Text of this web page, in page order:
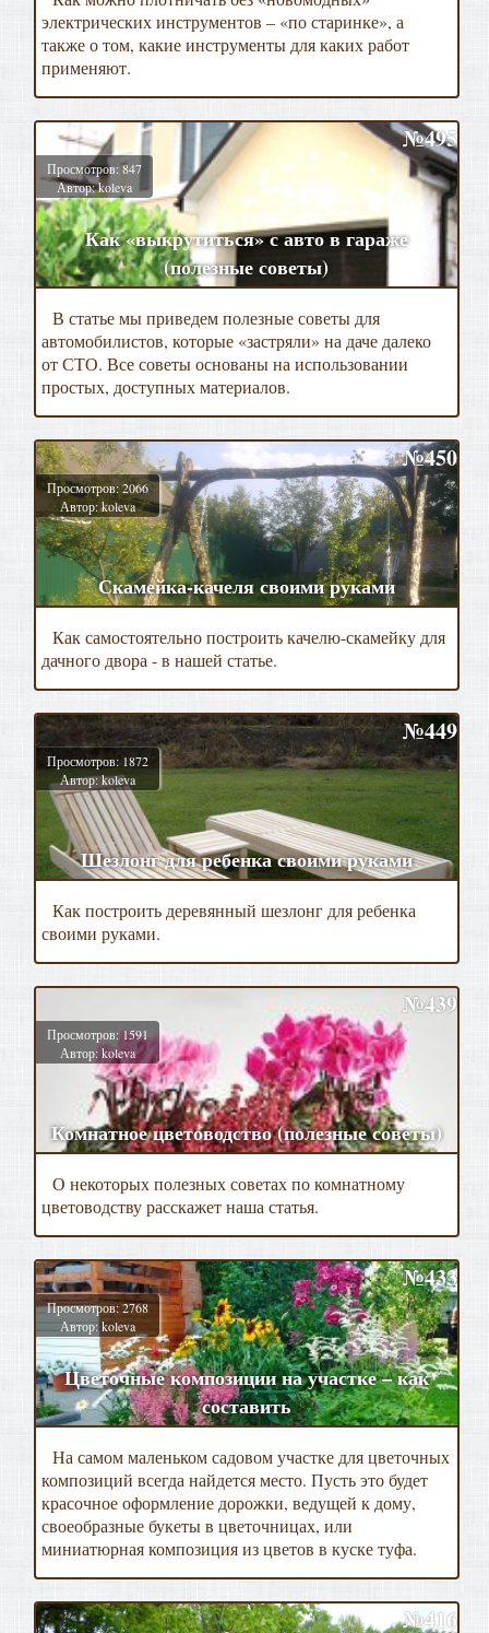
электрических инструментов – «по старинке», а
также о том, какие инструменты для каких работ
применяют.
№495
Просмотров: 847
Автор: koleva
Как «выкрутиться» с авто в гараже
(полезные советы)
В статье мы приведем полезные советы для
автомобилистов, которые «застряли» на даче далеко
от СТО. Все советы основаны на использовании
простых, доступных материалов.
№450
Просмотров: 2066
Автор: koleva
Скамейка-качеля своими руками
Как самостоятельно построить качелю-скамейку для
дачного двора - в нашей статье.
№449
Просмотров: 1872
Автор: koleva
Шезлонг для ребенка своими руками
Как построить деревянный шезлонг для ребенка
своими руками.
№439
Просмотров: 1591
Автор: koleva
Комнатное цветоводство (полезные советы)
О некоторых полезных советах по комнатному
цветоводству расскажет наша статья.
№433
Просмотров: 2768
Автор: koleva
Цветочные композиции на участке – как
составить
На самом маленьком садовом участке для цветочных
композиций всегда найдется место. Пусть это будет
красочное оформление дорожки, ведущей к дому,
своеобразные букеты в цветочницах, или
миниатюрная композиция из цветов в куске туфа.
№416